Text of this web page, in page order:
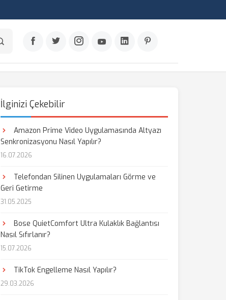
İlginizi Çekebilir
Amazon Prime Video Uygulamasında Altyazı
Senkronizasyonu Nasıl Yapılır?
16.07.2026
Telefondan Silinen Uygulamaları Görme ve
Geri Getirme
31.05.2025
Bose QuietComfort Ultra Kulaklık Bağlantısı
Nasıl Sıfırlanır?
15.07.2026
TikTok Engelleme Nasıl Yapılır?
29.03.2026